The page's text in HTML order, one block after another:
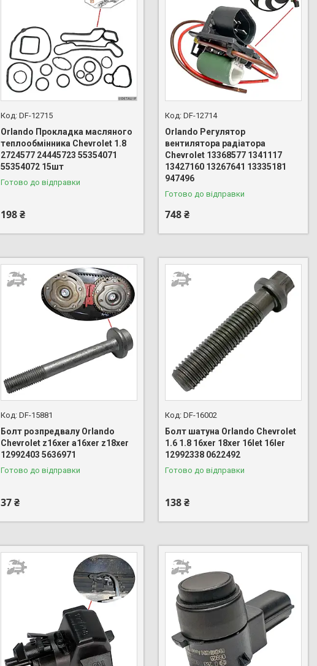
DF-12715
Orlando Прокладка масляного
теплообмінника Chevrolet 1.8
2724577 24445723 55354071
55354072 15шт
Готово до відправки
198 ₴
DF-12714
Orlando Регулятор
вентилятора радіатора
Chevrolet 13368577 1341117
13427160 13267641 13335181
947496
Готово до відправки
748 ₴
DF-15881
Болт розпредвалу Orlando
Chevrolet z16xer a16xer z18xer
12992403 5636971
Готово до відправки
37 ₴
DF-16002
Болт шатуна Orlando Chevrolet
1.6 1.8 16xer 18xer 16let 16ler
12992338 0622492
Готово до відправки
138 ₴